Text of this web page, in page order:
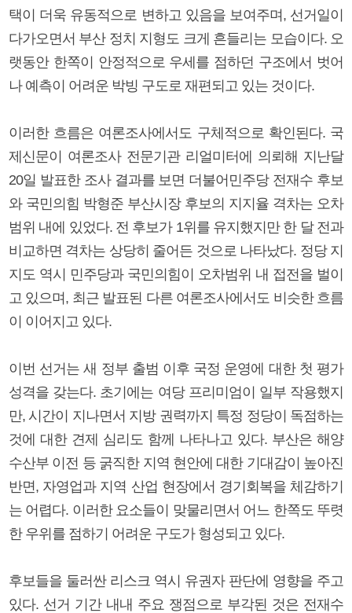
택이 더욱 유동적으로 변하고 있음을 보여주며, 선거일이
다가오면서 부산 정치 지형도 크게 흔들리는 모습이다. 오
랫동안 한쪽이 안정적으로 우세를 점하던 구조에서 벗어
나 예측이 어려운 박빙 구도로 재편되고 있는 것이다.
이러한 흐름은 여론조사에서도 구체적으로 확인된다. 국
제신문이 여론조사 전문기관 리얼미터에 의뢰해 지난달
20일 발표한 조사 결과를 보면 더불어민주당 전재수 후보
와 국민의힘 박형준 부산시장 후보의 지지율 격차는 오차
범위 내에 있었다. 전 후보가 1위를 유지했지만 한 달 전과
비교하면 격차는 상당히 줄어든 것으로 나타났다. 정당 지
지도 역시 민주당과 국민의힘이 오차범위 내 접전을 벌이
고 있으며, 최근 발표된 다른 여론조사에서도 비슷한 흐름
이 이어지고 있다.
이번 선거는 새 정부 출범 이후 국정 운영에 대한 첫 평가
성격을 갖는다. 초기에는 여당 프리미엄이 일부 작용했지
만, 시간이 지나면서 지방 권력까지 특정 정당이 독점하는
것에 대한 견제 심리도 함께 나타나고 있다. 부산은 해양
수산부 이전 등 굵직한 지역 현안에 대한 기대감이 높아진
반면, 자영업과 지역 산업 현장에서 경기회복을 체감하기
는 어렵다. 이러한 요소들이 맞물리면서 어느 한쪽도 뚜렷
한 우위를 점하기 어려운 구도가 형성되고 있다.
후보들을 둘러싼 리스크 역시 유권자 판단에 영향을 주고
있다. 선거 기간 내내 주요 쟁점으로 부각된 것은 전재수